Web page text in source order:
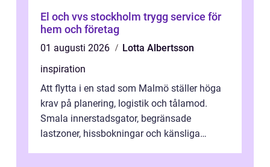
El och vvs stockholm trygg service för
hem och företag
01 augusti 2026
Lotta Albertsson
inspiration
Att flytta i en stad som Malmö ställer höga
krav på planering, logistik och tålamod.
Smala innerstadsgator, begränsade
lastzoner, hissbokningar och känsliga